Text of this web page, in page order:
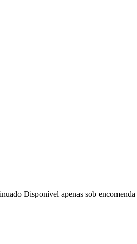
Disponível apenas sob encomenda